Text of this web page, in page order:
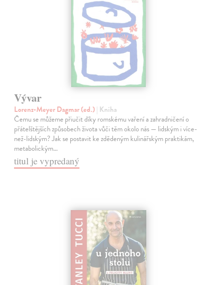
Vývar
Lorenz-Meyer Dagmar (ed.)| Kniha
Čemu se můžeme přiučit díky romskému vaření a zahradničení o
přátelštějších způsobech života vůči těm okolo nás — lidským i více-
než-lidským? Jak se postavit ke zdědeným kulinářským praktikám,
metabolickým…
titul je vypredaný